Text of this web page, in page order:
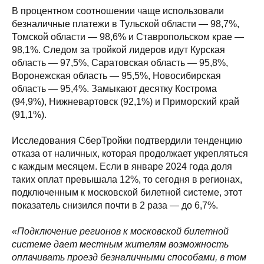
В процентном соотношении чаще использовали
безналичные платежи в Тульской области — 98,7%,
Томской области — 98,6% и Ставропольском крае —
98,1%. Следом за тройкой лидеров идут Курская
область — 97,5%, Саратовская область — 95,8%,
Воронежская область — 95,5%, Новосибирская
область — 95,4%. Замыкают десятку Кострома
(94,9%), Нижневартовск (92,1%) и Приморский край
(91,1%).
Исследования СберТройки подтвердили тенденцию
отказа от наличных, которая продолжает укрепляться
с каждым месяцем. Если в январе 2024 года доля
таких оплат превышала 12%, то сегодня в регионах,
подключенным к московской билетной системе, этот
показатель снизился почти в 2 раза — до 6,7%.
«Подключение регионов к московской билетной
системе дает местным жителям возможность
оплачивать проезд безналичными способами, в том